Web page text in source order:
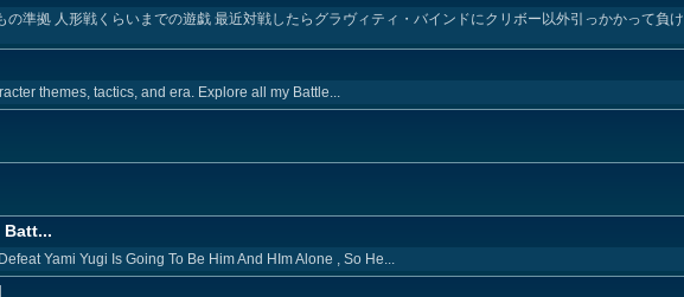
準拠 人形戦くらいまでの遊戯 最近対戦したらグラヴィティ・バインドにクリボー以外引っかかって負け
themes, tactics, and era. Explore all my Battle...
Batt...
Yami Yugi Is Going To Be Him And HIm Alone , So He...